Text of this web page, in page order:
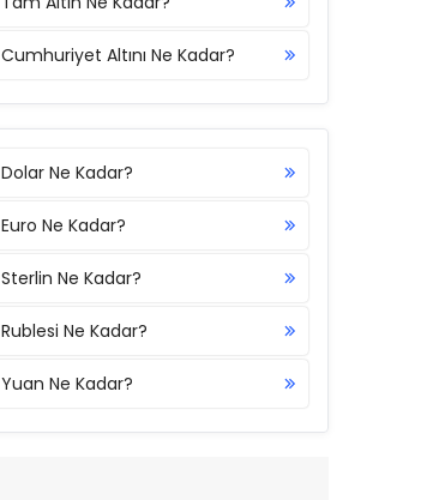
Cumhuriyet Altını Ne Kadar?
Dolar Ne Kadar?
Euro Ne Kadar?
Sterlin Ne Kadar?
Rublesi Ne Kadar?
Yuan Ne Kadar?